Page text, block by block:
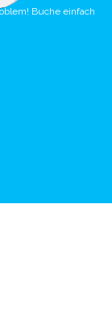
Buche einfach